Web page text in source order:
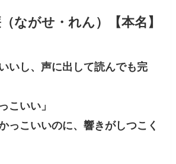
ながせ・れん）【本名】
いし、声に出して読んでも完
こいい」
っこいいのに、響きがしつこく